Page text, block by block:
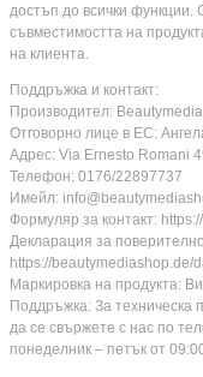
достъп до всички функции.
съвместимостта на
на клиента.
Поддръжка и контакт:
Производител: Beautymedia
Отговорно лице в ЕС:
Адрес: Via Ernesto Romani
Телефон: 0176/22897737
Имейл:
Формуляр за контакт:
Декларация за
https://beautymediashop.de/
Маркировка на продукта:
Поддръжка: За
да се свържете с нас по
понеделник – петък от